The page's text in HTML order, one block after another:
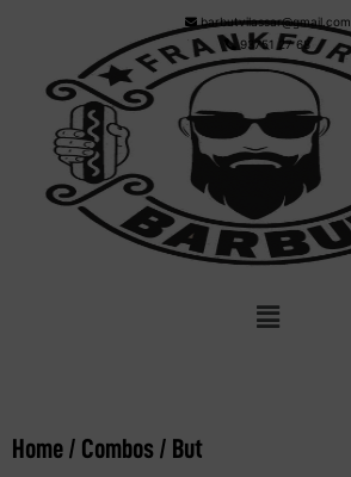
barbutvilassar@gmail.com
93751 27 68
Home / Combos / But